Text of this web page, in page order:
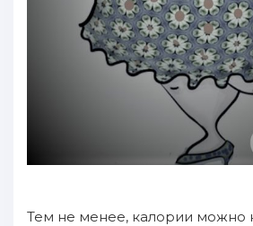
Тем не менее, калории можно